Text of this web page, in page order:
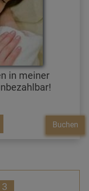
in meiner
Buchen
3